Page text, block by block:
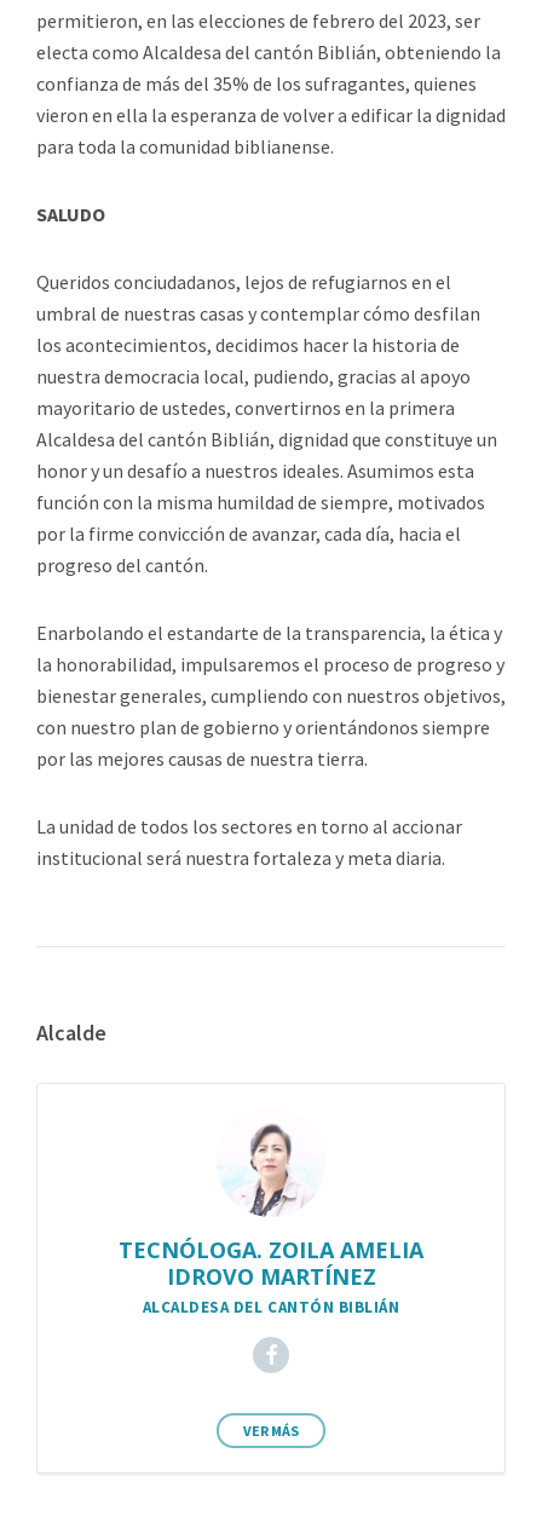
permitieron, en las elecciones de febrero del 2023, ser
electa como Alcaldesa del cantón Biblián, obteniendo la
confianza de más del 35% de los sufragantes, quienes
vieron en ella la esperanza de volver a edificar la dignidad
para toda la comunidad biblianense.
SALUDO
Queridos conciudadanos, lejos de refugiarnos en el
umbral de nuestras casas y contemplar cómo desfilan
los acontecimientos, decidimos hacer la historia de
nuestra democracia local, pudiendo, gracias al apoyo
mayoritario de ustedes, convertirnos en la primera
Alcaldesa del cantón Biblián, dignidad que constituye un
honor y un desafío a nuestros ideales. Asumimos esta
función con la misma humildad de siempre, motivados
por la firme convicción de avanzar, cada día, hacia el
progreso del cantón.
Enarbolando el estandarte de la transparencia, la ética y
la honorabilidad, impulsaremos el proceso de progreso y
bienestar generales, cumpliendo con nuestros objetivos,
con nuestro plan de gobierno y orientándonos siempre
por las mejores causas de nuestra tierra.
La unidad de todos los sectores en torno al accionar
institucional será nuestra fortaleza y meta diaria.
Alcalde
TECNÓLOGA. ZOILA AMELIA
IDROVO MARTÍNEZ
ALCALDESA DEL CANTÓN BIBLIÁN
VER MÁS